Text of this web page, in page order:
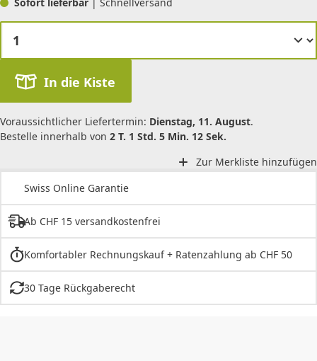
Sofort lieferbar | Schnellversand
In die Kiste
Voraussichtlicher Liefertermin: Dienstag, 11. August.
Bestelle innerhalb von 2 T. 1 Std. 5 Min. 12 Sek.
Zur Merkliste hinzufügen
Swiss Online Garantie
Ab CHF 15 versandkostenfrei
Komfortabler Rechnungskauf + Ratenzahlung ab CHF 50
30 Tage Rückgaberecht